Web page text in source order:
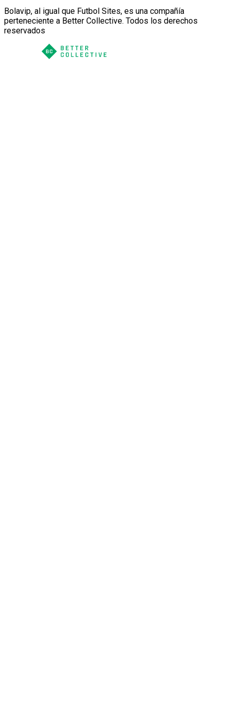
Bolavip, al igual que Futbol Sites, es una compañía
perteneciente a Better Collective. Todos los derechos
reservados